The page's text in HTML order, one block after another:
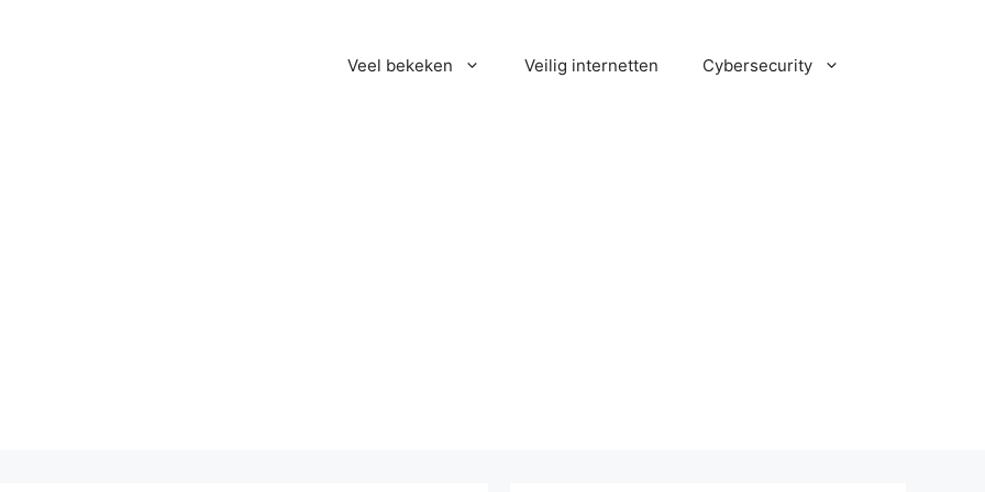
Veel bekeken Veilig internetten Cybersecurity